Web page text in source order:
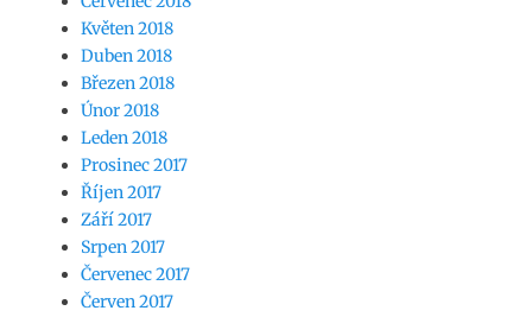
Květen 2018
Duben 2018
Březen 2018
Únor 2018
Leden 2018
Prosinec 2017
Říjen 2017
Září 2017
Srpen 2017
Červenec 2017
Červen 2017